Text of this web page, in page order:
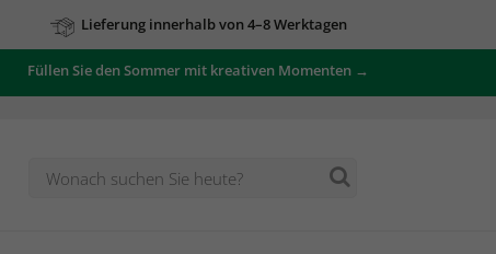
Lieferung innerhalb von 4–8 Werktagen
Füllen Sie den Sommer mit kreativen Momenten →